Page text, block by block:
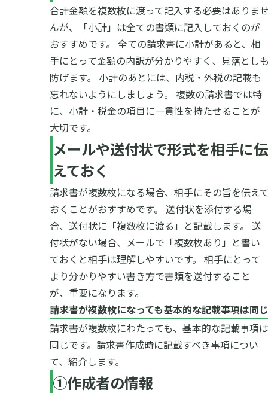
合計金額を複数枚に渡って記入する必要はありま
んが、「小計」は全ての書類に記入しておくのが
おすすめです。 全ての請求書に小計があると、相
手にとって金額の内訳が分かりやすく、見落とし
防げます。 小計のあとには、内税・外税の記載も
忘れないようにしましょう。 複数の請求書では特
に、小計・税金の項目に一貫性を持たせることが
大切です。
メールや送付状で形式を相手に伝
えておく
請求書が複数枚になる場合、相手にその旨を伝え
おくことがおすすめです。 送付状を添付する場
合、送付状に「複数枚に渡る」と記載します。 送
付状がない場合、メールで「複数枚あり」と書い
ておくと相手は理解しやすいです。 相手にとって
より分かりやすい書き方で書類を送付すること
が、重要になります。
請求書が複数枚になっても基本的な記載事項は同じ
請求書が複数枚にわたっても、基本的な記載事項は
同じです。請求書作成時に記載すべき事項につい
て、紹介します。
①作成者の情報